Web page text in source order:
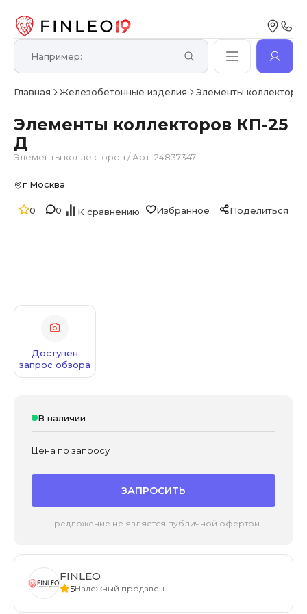
Главная Железобетонные изделия Элементы
Элементы коллекторов КП-25
Д
Элементы коллекторов /Арт. 24837347
0 0 К сравнению Избранное Поделиться
г Москва
Доступен
запрос обзора
В наличии
Цена по запросу
ЗАПРОСИТЬ
Предложение не является публичной офертой
FINLEO
5Надежный продавец